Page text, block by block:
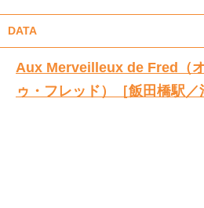
DATA
Aux Merveilleux de Fred（
ゥ・フレッド）［飯田橋駅／